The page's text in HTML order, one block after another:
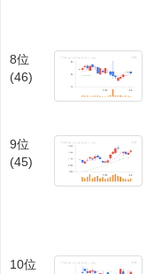
8位
(46)
9位
(45)
10位